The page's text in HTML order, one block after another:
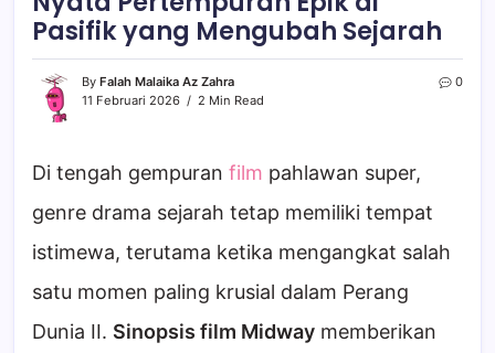
Pasifik yang Mengubah Sejarah
By Falah Malaika Az Zahra
11 Februari 2026
2 Min Read
0
Di tengah gempuran film pahlawan super,
genre drama sejarah tetap memiliki tempat
istimewa, terutama ketika mengangkat salah
satu momen paling krusial dalam Perang
Dunia II. Sinopsis film Midway memberikan